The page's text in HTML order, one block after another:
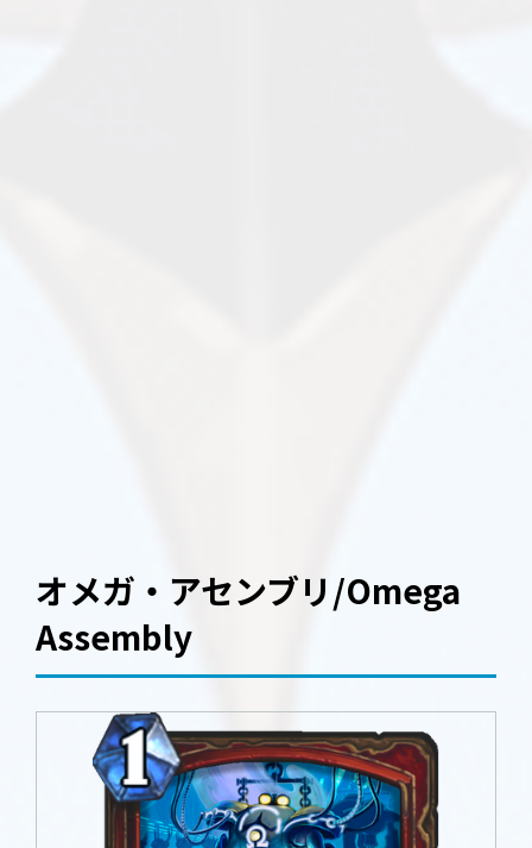
オメガ・アセンブリ/Omega
Assembly